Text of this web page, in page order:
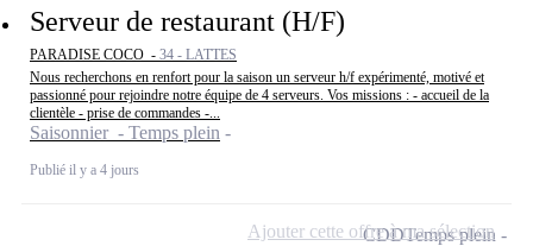
Serveur de restaurant (H/F)
PARADISE COCO - 34 - LATTES
Nous recherchons en renfort pour la saison un serveur h/f expérimenté, motivé et
passionné pour rejoindre notre équipe de 4 serveurs. Vos missions : - accueil de la
clientèle - prise de commandes -...
Saisonnier - Temps plein
Publié il y a 4 jours
CDDTemps plein
Ajouter cette offre à ma sélection